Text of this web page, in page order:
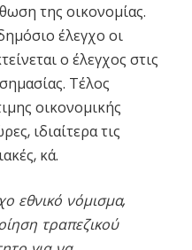
της οικονομίας.
έλεγχο οι
ο έλεγχος στις
Τέλος
οικονομικής
ιδιαίτερα τις
κά.
εθνικό νόμισμα,
τραπεζικού